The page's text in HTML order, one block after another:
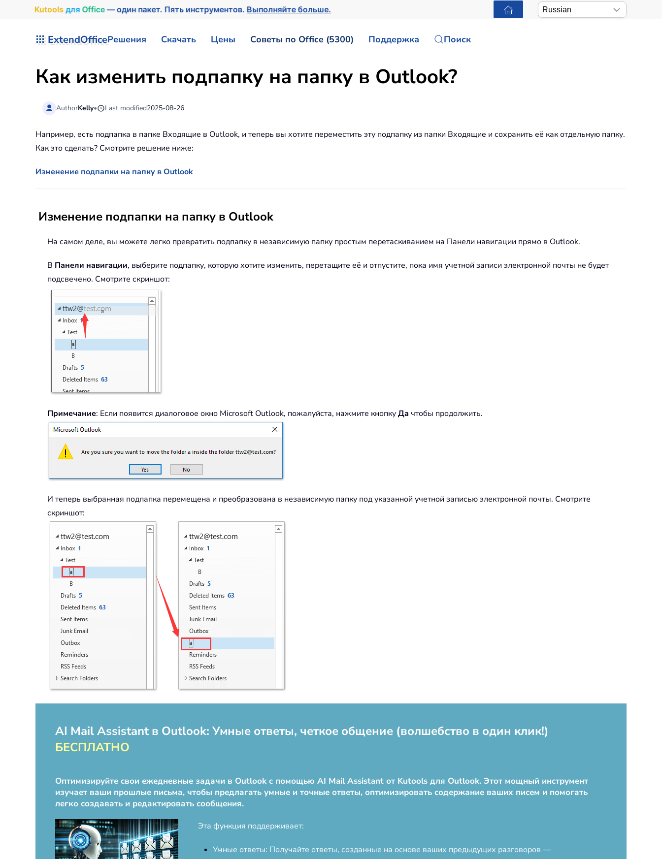
Kutools для Office— один пакет. Пять инструментов.Выполняйте больше.
ExtendOfficeРешения Скачать Цены Советы по Office (5300) Поддержка Поиск
Как изменить подпапку на папку в Outlook?
AuthorKelly• Last modified2025-08-26
Например, есть подпапка в папке Входящие в Outlook, и теперь вы хотите переместить эту подпапку из папки Входящие и сохранить её как отдельную папку.
Как это сделать? Смотрите решение ниже:
Изменение подпапки на папку в Outlook
Изменение подпапки на папку в Outlook
На самом деле, вы можете легко превратить подпапку в независимую папку простым перетаскиванием на Панели навигации прямо в Outlook.
В Панели навигации, выберите подпапку, которую хотите изменить, перетащите её и отпустите, пока имя учетной записи электронной почты не будет
подсвечено. Смотрите скриншот:
Примечание: Если появится диалоговое окно Microsoft Outlook, пожалуйста, нажмите кнопкуДа чтобы продолжить.
И теперь выбранная подпапка перемещена и преобразована в независимую папку под указанной учетной записью электронной почты. Смотрите
скриншот:
AI Mail Assistant в Outlook: Умные ответы, четкое общение (волшебство в один клик!)
БЕСПЛАТНО
Оптимизируйте свои ежедневные задачи в Outlook с помощью AI Mail Assistant от Kutools для Outlook. Этот мощный инструмент
изучает ваши прошлые письма, чтобы предлагать умные и точные ответы, оптимизировать содержание ваших писем и помогать
легко создавать и редактировать сообщения.
Эта функция поддерживает:
Умные ответы: Получайте ответы, созданные на основе ваших предыдущих разговоров —